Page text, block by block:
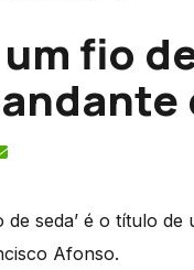
um fio
de seda’ é o título
Afonso.